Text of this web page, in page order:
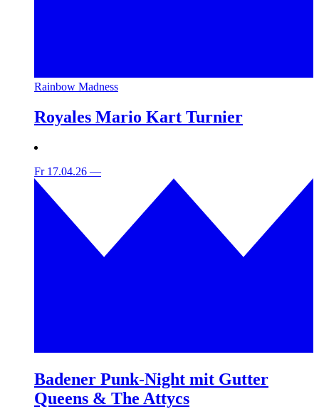
Rainbow Madness
Royales Mario Kart Turnier
Fr 17.04.26 —
Badener Punk-Night mit Gutter
Queens & The Attycs